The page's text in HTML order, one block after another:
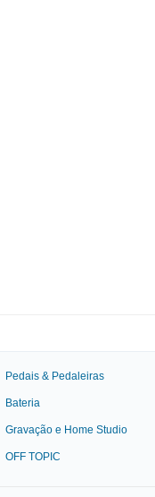
Pedais & Pedaleiras
Bateria
Gravação e Home Studio
OFF TOPIC